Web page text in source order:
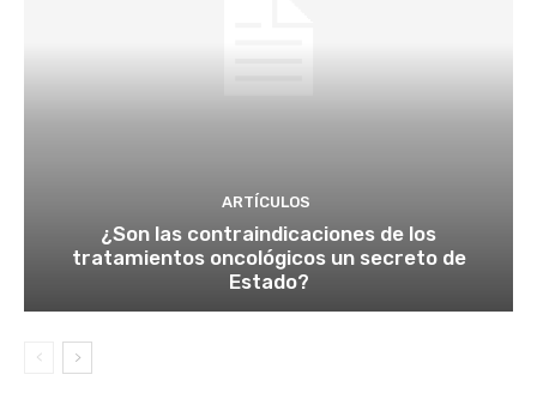
ARTÍCULOS
¿Son las contraindicaciones de los
tratamientos oncológicos un secreto de
Estado?